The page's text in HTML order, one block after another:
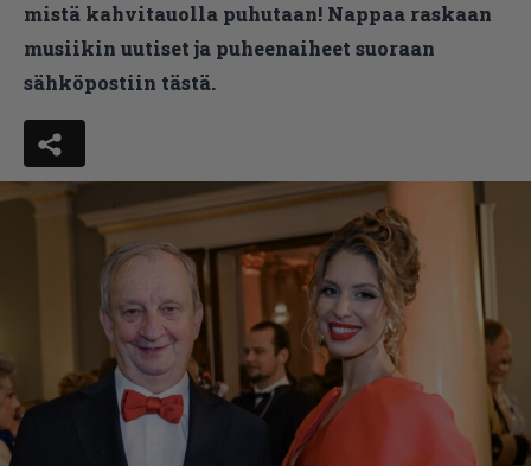
mistä kahvitauolla puhutaan! Nappaa raskaan
musiikin uutiset ja puheenaiheet suoraan
sähköpostiin tästä.